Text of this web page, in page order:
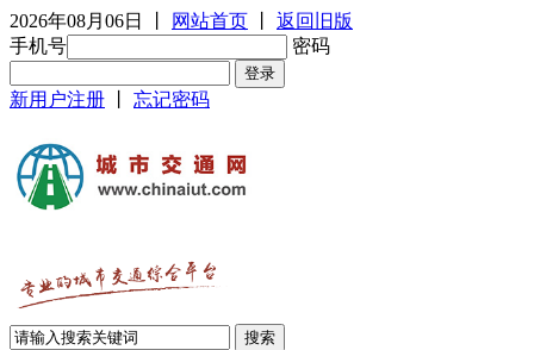
2026年08月06日 网站首页
返回旧版
手机号
密码
新用户注册 忘记密码